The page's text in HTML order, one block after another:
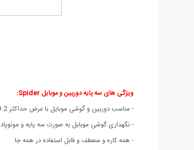
ویژگی های سه پایه دوربین و موبایل Spider
:
- مناسب دوربین و گوشی موبایل با عرض حداکثر 9.2
- نگهداری گوشی موبایل به صورت سه پایه و مونوپاد
- همه کاره و منعطف و قابل استفاده در همه جا